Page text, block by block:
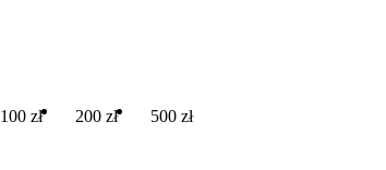
100 zł 200 zł 500 zł